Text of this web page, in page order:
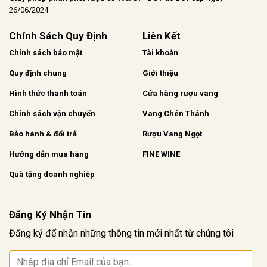
26/06/2024
Chính Sách Quy Định
Chính sách bảo mật
Quy định chung
Hình thức thanh toán
Chính sách vận chuyển
Bảo hành & đổi trả
Hướng dẫn mua hàng
Quà tặng doanh nghiệp
Liên Kết
Tài khoản
Giới thiệu
Cửa hàng rượu vang
Vang Chén Thánh
Rượu Vang Ngọt
FINE WINE
Đăng Ký Nhận Tin
Đăng ký để nhận những thông tin mới nhất từ chúng tôi